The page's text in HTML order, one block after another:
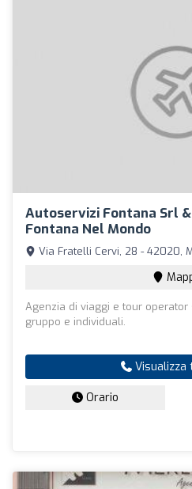
Autoservizi Fontana Srl
Fontana Nel Mondo
Via Fratelli Cervi, 28 - 42020,
Agenzia di viaggi e tour
gruppo e individuali.
Visualizza
Orario